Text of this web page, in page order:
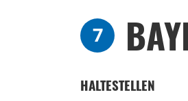
7
HALTESTELLEN